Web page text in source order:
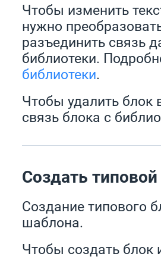
Чтобы изменить
нужно
разъединить связь
библиотеки.
библиотеки.
Чтобы удалить блок
связь блока с
Создать
Создание типового
шаблона.
Чтобы создать блок